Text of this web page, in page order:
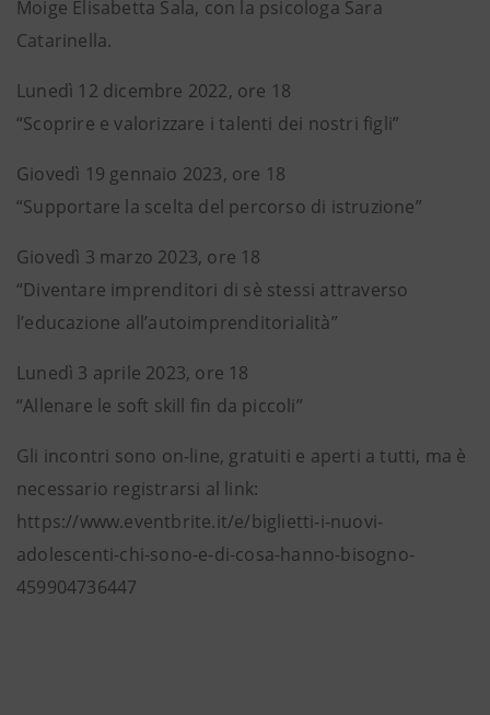
Moige Elisabetta Sala, con la psicologa Sara
Catarinella.
Lunedì 12 dicembre 2022, ore 18
“Scoprire e valorizzare i talenti dei nostri figli”
Giovedì 19 gennaio 2023, ore 18
“Supportare la scelta del percorso di istruzione”
Giovedì 3 marzo 2023, ore 18
“Diventare imprenditori di sè stessi attraverso
l’educazione all’autoimprenditorialità”
Lunedì 3 aprile 2023, ore 18
“Allenare le soft skill fin da piccoli”
Gli incontri sono on-line, gratuiti e aperti a tutti, ma è
necessario registrarsi al link:
https://www.eventbrite.it/e/biglietti-i-nuovi-
adolescenti-chi-sono-e-di-cosa-hanno-bisogno-
459904736447